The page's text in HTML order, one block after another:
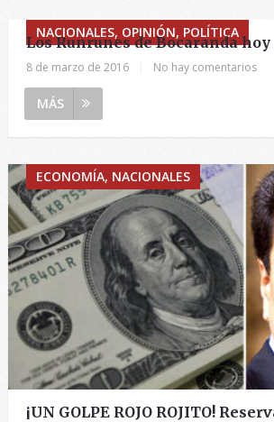
NACIONALES, OPINIÓN, POLÍTICA
Los Runrunes de Bocaranda hoy
8 de marzo de 2016 No hay comentarios
MÁS
ECONOMÍA, NACIONALES
¡UN GOLPE ROJO ROJITO!